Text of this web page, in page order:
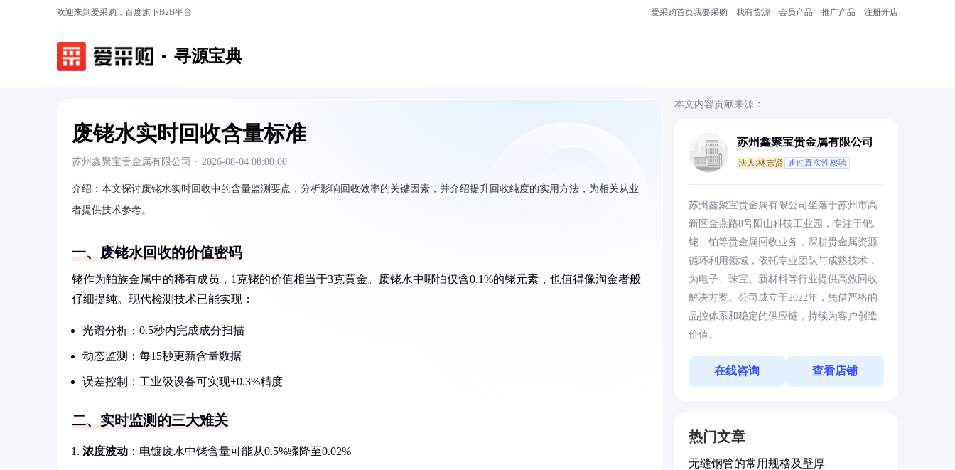
欢迎来到爱采购，百度旗下B2B平台 爱采购首页我要采购 我有货源 会员产品 推广产品 注册开店
寻源宝典
废铑水实时回收含量标准
苏州鑫聚宝贵金属有限公司 · 2026-08-04 08:00:00
介绍： 本文探讨废铑水实时回收中的含量监测要点，分析影响回收效率的关键因素，并介绍提升回收纯度的实用方法，为相关从业
者提供技术参考。
一、废铑水回收的价值密码
铑作为铂族金属中的稀有成员，1克铑的价值相当于3克黄金。废铑水中哪怕仅含0.1%的铑元素，也值得像淘金者般
仔细提纯。现代检测技术已能实现：
光谱分析：0.5秒内完成成分扫描
动态监测：每15秒更新含量数据
误差控制：工业级设备可实现±0.3%精度
二、实时监测的三大难关
浓度波动 ：电镀废水中铑含量可能从0.5%骤降至0.02%
本文内容贡献来源：
苏州鑫聚宝贵金属有限公司
法人:林志贤 通过真实性核验
苏州鑫聚宝贵金属有限公司坐落于苏州市高
新区金燕路8号阳山科技工业园，专注于钯、
铑、铂等贵金属回收业务，深耕贵金属资源
循环利用领域，依托专业团队与成熟技术，
为电子、珠宝、新材料等行业提供高效回收
解决方案。公司成立于2022年，凭借严格的
品控体系和稳定的供应链，持续为客户创造
价值。
在线咨询 查看店铺
热门文章
无缝钢管的常用规格及壁厚